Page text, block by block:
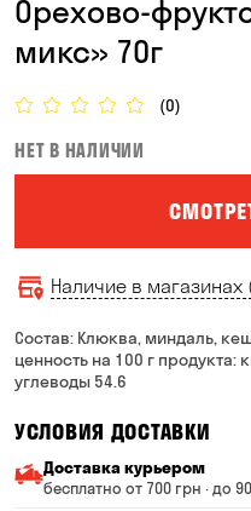
Орехово-
микс» 70г
(0)
НЕТ В НАЛИЧИИ
Наличие в магазинах
Состав: Клюква, миндаль,
ценность на 100 г
углеводы 54.6
УСЛОВИЯ ДОСТАВКИ
Доставка курьером
бесплатно от 700 грн · до